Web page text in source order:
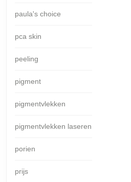
paula's choice
pca skin
peeling
pigment
pigmentvlekken
pigmentvlekken laseren
porien
prijs